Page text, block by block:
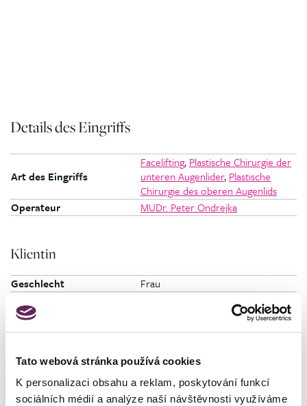
Tato webová stránka používá cookies
K personalizaci obsahu a reklam, poskytování funkcí
sociálních médií a analýze naší návštěvnosti využíváme
Details des Eingriffs
Art des Eingriffs
Facelifting, Plastische Chirurgie der
unteren Augenlider, Plastische
Chirurgie des oberen Augenlids
Operateur
MUDr. Peter Ondrejka
Klientin
Geschlecht Frau
Fotos vorher und nachher